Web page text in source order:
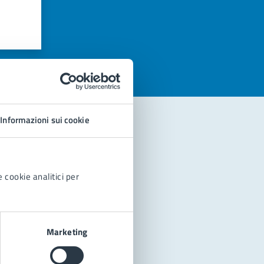
Informazioni sui cookie
cookie analitici per
Marketing